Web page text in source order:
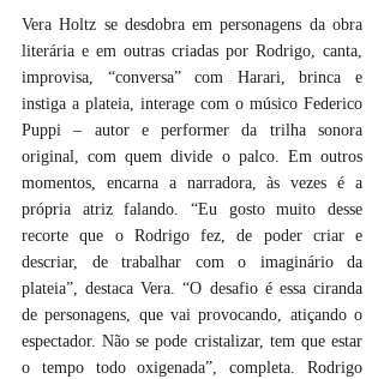
Vera Holtz se desdobra em personagens da obra
literária e em outras criadas por Rodrigo, canta,
improvisa, “conversa” com Harari, brinca e
instiga a plateia, interage com o músico Federico
Puppi – autor e performer da trilha sonora
original, com quem divide o palco. Em outros
momentos, encarna a narradora, às vezes é a
própria atriz falando. “Eu gosto muito desse
recorte que o Rodrigo fez, de poder criar e
descriar, de trabalhar com o imaginário da
plateia”, destaca Vera. “O desafio é essa ciranda
de personagens, que vai provocando, atiçando o
espectador. Não se pode cristalizar, tem que estar
o tempo todo oxigenada”, completa. Rodrigo